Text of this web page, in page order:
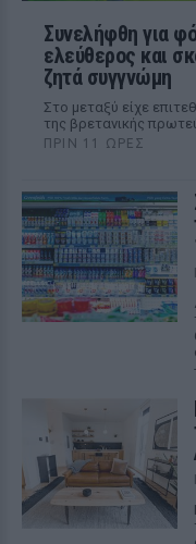
Συνελήφθη για
ελεύθερος και
ζητά συγγνώμη
Στο μεταξύ είχε
της βρετανικής
ΠΡΙΝ 11 ΏΡΕΣ